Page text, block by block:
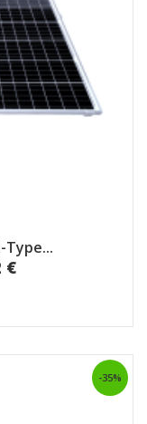
Type...
€
-35%